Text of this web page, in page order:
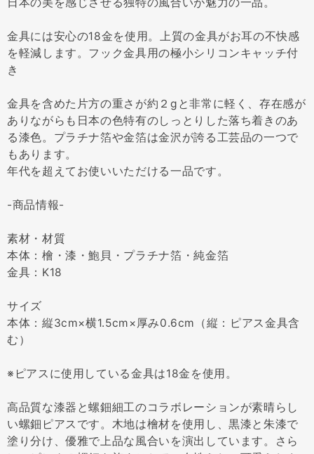
金具には安心の18金を使用。上質の金具がお耳の不快感
を軽減します。フック金具用の極小シリコンキャッチ付
き
金具を含めた片方の重さが約２gと非常に軽く、存在感が
ありながらも日本の色特有のしっとりした落ち着きのあ
る漆色。プラチナ箔や金箔は金沢が誇る工芸品の一つで
もあります。
年代を超えてお使いいただける一品です。
-商品情報-
素材・材質
本体：檜・漆・鮑貝・プラチナ箔・純金箔
金具：K18
サイズ
本体：縦3cm×横1.5cm×厚み0.6cm（縦：ピアス金具含
む）
※ピアスに使用している金具は18金を使用。
高品質な漆器と螺鈿細工のコラボレーションが素晴らし
い螺鈿ピアスです。木地は檜材を使用し、黒漆と朱漆で
塗り分け、優雅で上品な風合いを演出しています。さら